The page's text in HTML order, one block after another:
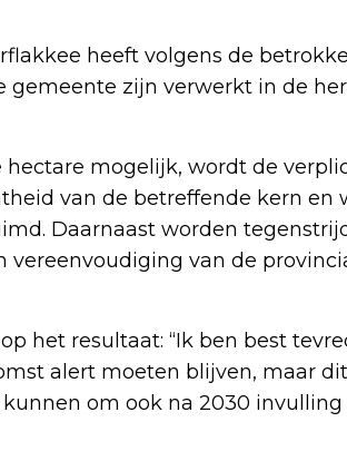
heeft volgens de
gemeente zijn verwerkt in de
mogelijk, wordt de
van de betreffende kern en
Daarnaast worden
van de
het resultaat: “Ik ben best
alert moeten blijven, maar
om ook na 2030 invulling